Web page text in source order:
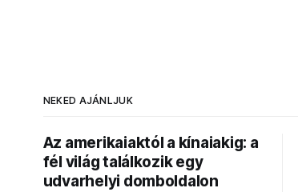
NEKED AJÁNLJUK
Az amerikaiaktól a kínaiakig: a
fél világ találkozik egy
udvarhelyi domboldalon